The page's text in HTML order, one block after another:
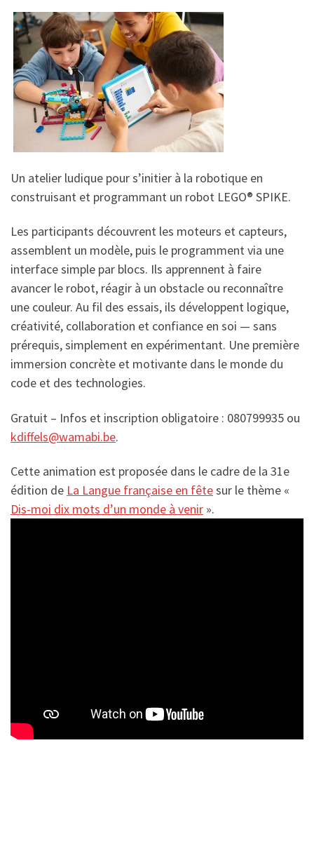
Un atelier ludique pour s’initier à la robotique en
construisant et programmant un robot LEGO® SPIKE.
Les participants découvrent les moteurs et capteurs,
assemblent un modèle, puis le programment via une
interface simple par blocs. Ils apprennent à faire
avancer le robot, réagir à un obstacle ou reconnaître
une couleur. Au fil des essais, ils développent logique,
créativité, collaboration et confiance en soi — sans
prérequis, simplement en expérimentant. Une première
immersion concrète et motivante dans le monde du
code et des technologies.
Gratuit – Infos et inscription obligatoire : 080799935 ou
kdiffels@wamabi.be.
Cette animation est proposée dans le cadre de la 31e
édition de La Langue française en fêtesur le thème «
Dis-moi dix mots d’un monde à venir ».